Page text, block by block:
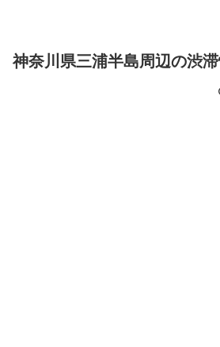
神奈川県三浦半島周辺の渋